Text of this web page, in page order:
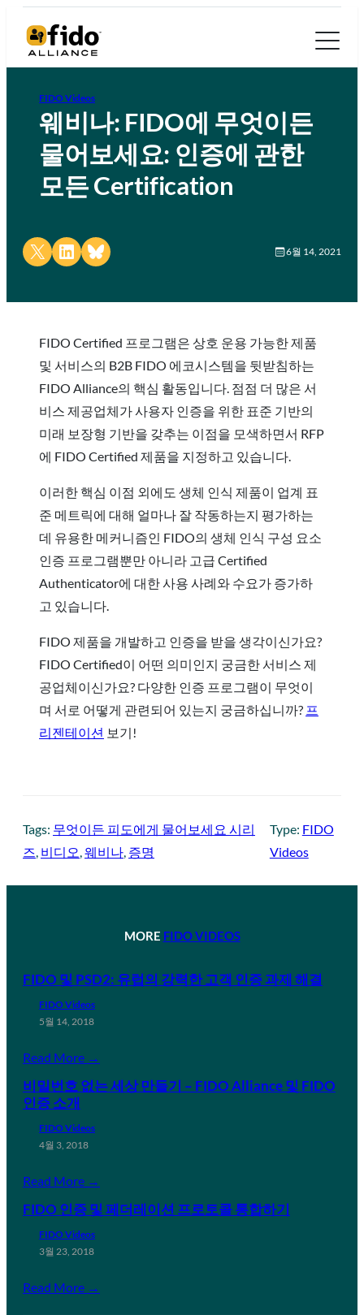
FIDO Videos
웨비나: FIDO에 무엇이든
물어보세요: 인증에 관한
모든 Certification
Share on X Share on LinkedIn
Share on Bluesky 6월 14, 2021
FIDO Certified 프로그램은 상호 운용 가능한 제품
및 서비스의 B2B FIDO 에코시스템을 뒷받침하는
FIDO Alliance의 핵심 활동입니다. 점점 더 많은 서
비스 제공업체가 사용자 인증을 위한 표준 기반의
미래 보장형 기반을 갖추는 이점을 모색하면서 RFP
에 FIDO Certified 제품을 지정하고 있습니다.
이러한 핵심 이점 외에도 생체 인식 제품이 업계 표
준 메트릭에 대해 얼마나 잘 작동하는지 평가하는
데 유용한 메커니즘인 FIDO의 생체 인식 구성 요소
인증 프로그램뿐만 아니라 고급 Certified
Authenticator에 대한 사용 사례와 수요가 증가하
고 있습니다.
FIDO 제품을 개발하고 인증을 받을 생각이신가요?
FIDO Certified이 어떤 의미인지 궁금한 서비스 제
공업체이신가요? 다양한 인증 프로그램이 무엇이
며 서로 어떻게 관련되어 있는지 궁금하십니까? 프
리젠테이션 보기!
Tags: 무엇이든 피도에게 물어보세요 시리
즈 비디오 웨비나 증명
Type: FIDO
Videos
MORE FIDO VIDEOS
FIDO 및 PSD2: 유럽의 강력한 고객 인증 과제 해결
FIDO Videos
5월 14, 2018
Read More →
비밀번호 없는 세상 만들기 – FIDO Alliance 및 FIDO
인증 소개
FIDO Videos
4월 3, 2018
Read More →
FIDO 인증 및 페더레이션 프로토콜 통합하기
FIDO Videos
3월 23, 2018
Read More →